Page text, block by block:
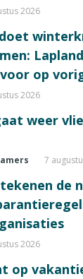
2026
op
2026
weer
7
de
2026
op